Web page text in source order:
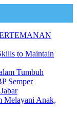
to Maintain
Tumbuh
Semper
Melayani Anak,